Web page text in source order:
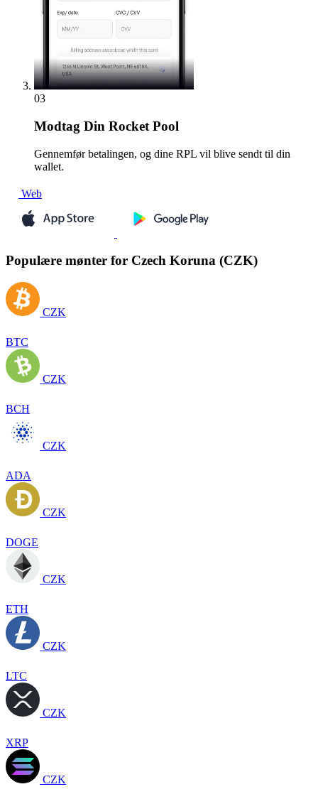
03
Modtag Din Rocket Pool
Gennemfør betalingen, og dine RPL vil blive sendt til din
wallet.
Web
Populære mønter for Czech Koruna (CZK)
CZK
BTC
CZK
BCH
CZK
ADA
CZK
DOGE
CZK
ETH
CZK
LTC
CZK
XRP
CZK